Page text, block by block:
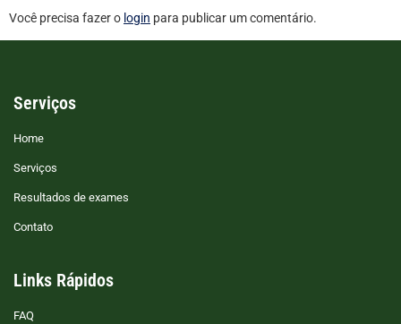
Você precisa fazer o login para publicar um comentário.
Serviços
Home
Serviços
Resultados de exames
Contato
Links Rápidos
FAQ